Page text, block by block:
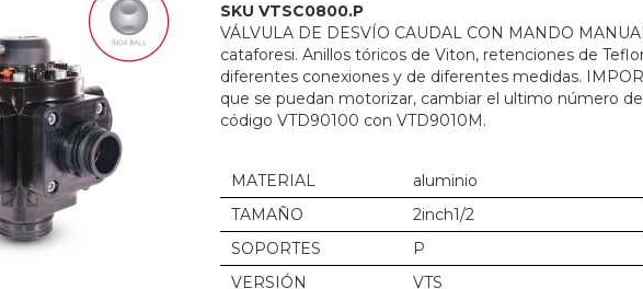
SKU VTSC0800.P
VÁLVULA DE DESVÍO CAUDAL CON MANDO
cataforesi. Anillos tóricos de Viton, retenciones de
diferentes conexiones y de diferentes medidas.
que se puedan motorizar, cambiar el ultimo número
código VTD90100 con VTD9010M.
MATERIAL
aluminio
TAMAÑO
2inch1/2
SOPORTES
P
VERSIÓN
VTS